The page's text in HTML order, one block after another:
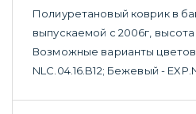
Полиуретановый коврик в
выпускаемой с 2006г, высота
Возможные варианты
NLC.04.16.B12; Бежевый -